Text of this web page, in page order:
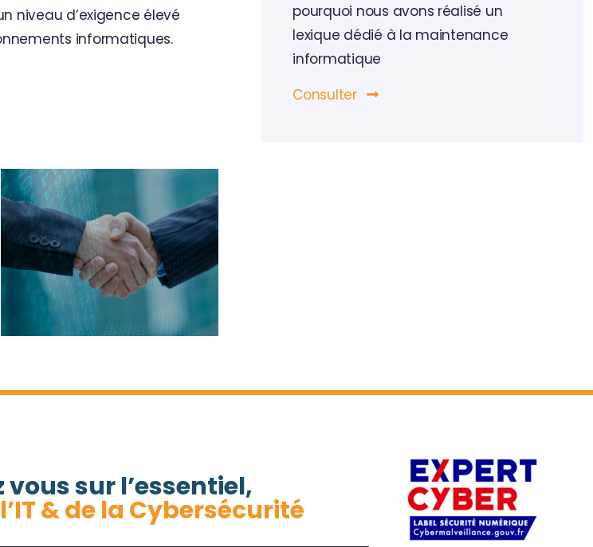
niveau d’exigence élevé
informatiques.
pourquoi nous avons réalisé un
lexique dédié à la maintenance
informatique
Consulter
sur l’essentiel,
& de la Cybersécurité